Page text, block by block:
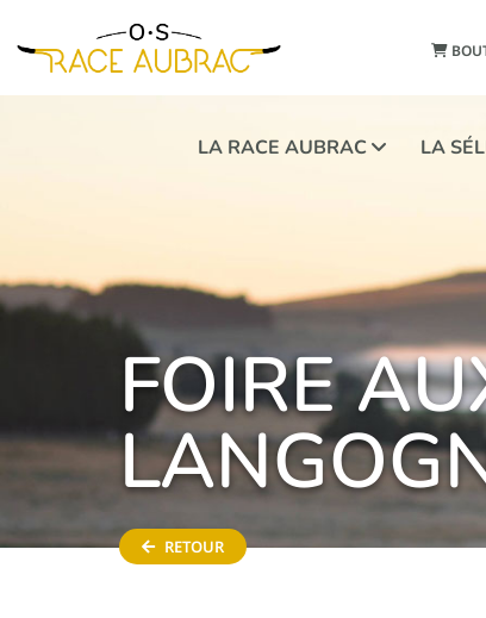
LA RACE AUBRAC LA
FOIRE
RETOUR